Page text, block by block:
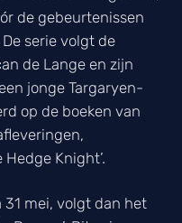
de gebeurtenissen
serie volgt de
de Lange en zijn
jonge Targaryen-
op de boeken van
Knight’.
mei, volgt dan het